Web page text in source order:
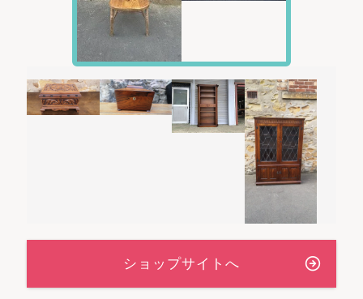
ヤマトホームコンビニエンス「
ランクになります。
◆お届けまでの納期につきまして
お届けまでの日数は、「１．当店までのお取り寄せ日
数」＋「２．メンテナンスに必要な日数」＋「３．配送
（ 7 日 ）
３．配送による輸送日数